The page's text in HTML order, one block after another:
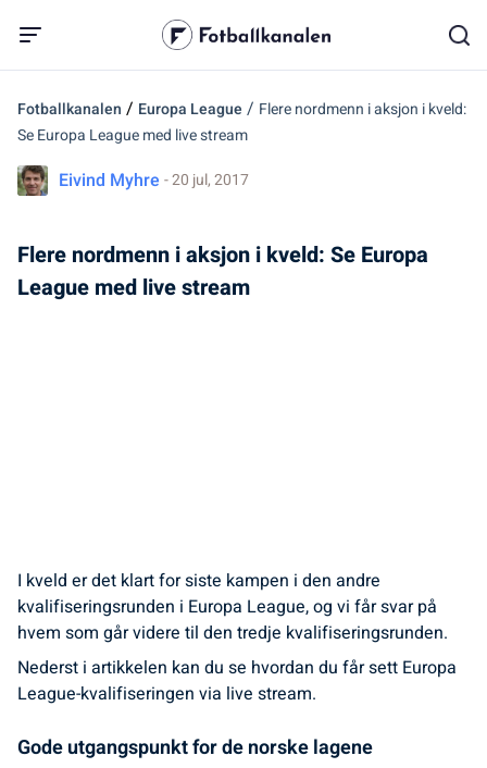
Fotballkanalen / Europa League / Flere nordmenn i aksjon i kveld:
Se Europa League med live stream
Eivind Myhre - 20 jul, 2017
Flere nordmenn i aksjon i kveld: Se Europa
League med live stream
I kveld er det klart for siste kampen i den andre
kvalifiseringsrunden i Europa League, og vi får svar på
hvem som går videre til den tredje kvalifiseringsrunden.
Nederst i artikkelen kan du se hvordan du får sett Europa
League-kvalifiseringen via live stream.
Gode utgangspunkt for de norske lagene